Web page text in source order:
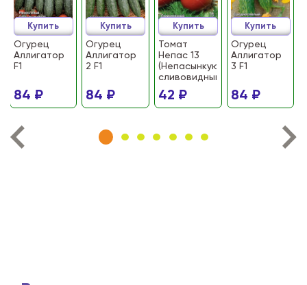
Огурец
Аллигатор
F1
84 ₽
Купить
Огурец
Аллигатор
2 F1
84 ₽
Купить
Томат
Непас 13
(Непасынкующийся
сливовидный)
42 ₽
Купить
Огурец
Аллигатор
3 F1
84 ₽
Купить